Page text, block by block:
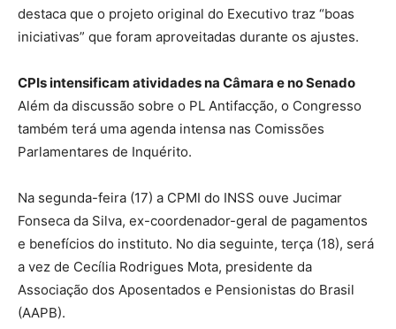
destaca que o projeto original do Executivo traz “boas
iniciativas” que foram aproveitadas durante os ajustes.
CPIs intensificam atividades na Câmara e no Senado
Além da discussão sobre o PL Antifacção, o Congresso
também terá uma agenda intensa nas Comissões
Parlamentares de Inquérito.
Na segunda-feira (17) a CPMI do INSS ouve Jucimar
Fonseca da Silva, ex-coordenador-geral de pagamentos
e benefícios do instituto. No dia seguinte, terça (18), será
a vez de Cecília Rodrigues Mota, presidente da
Associação dos Aposentados e Pensionistas do Brasil
(AAPB).